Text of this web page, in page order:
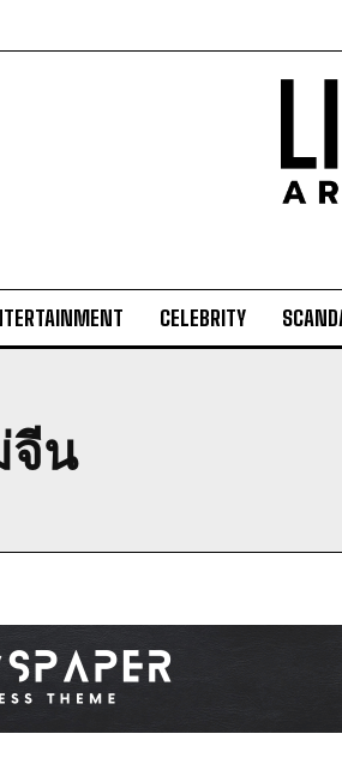
I've read and accept the
CELEBRITY
จีน